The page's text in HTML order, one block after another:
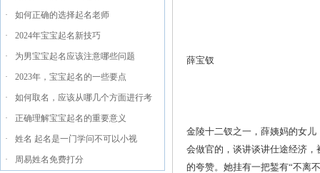
· 如何正确的选择起名老师
· 2024年宝宝起名新技巧
· 为男宝宝起名应该注意哪些问题
· 2023年，宝宝起名的一些要点
· 如何取名，应该从哪几个方面进行考
· 正确理解宝宝起名的重要意义
· 姓名 起名是一门学问不可以小视
· 周易姓名免费打分
薛宝钗
金陵十二钗之一，薛姨妈的女
会做官的，谈讲谈讲仕途经济
的夸赞。她挂有一把錾有“不离